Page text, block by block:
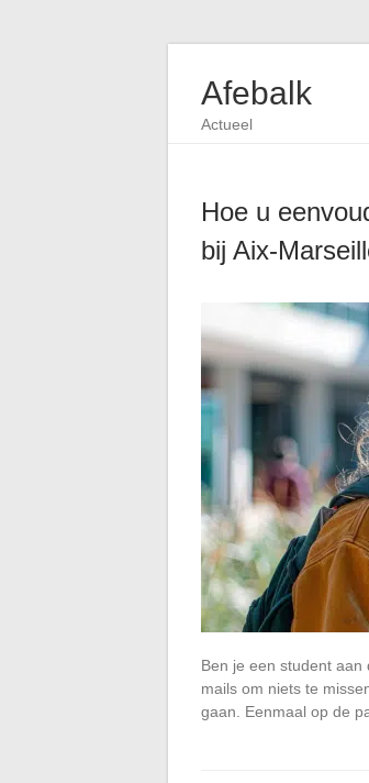
Afebalk
Actueel
Hoe u
bij Aix-
Ben je een student
mails om niets te
gaan. Eenmaal op de